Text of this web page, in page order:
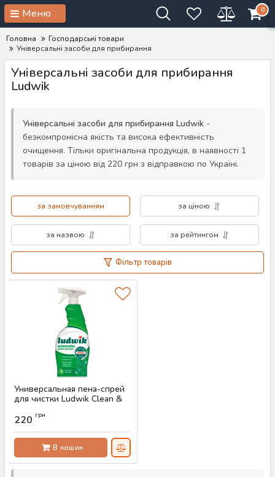
Меню 0
Головна
Господарські товари
Універсальні засоби для прибирання
Універсальні засоби для прибирання
Ludwik
Універсальні засоби для прибирання Ludwik -
безкомпромісна якість та висока ефективність
очищення. Тільки оригінальна продукція, в наявності 1
товарів за ціною від 220 грн з відправкою по Україні.
за замовчуванням за ціною
за назвою за рейтингом
Фільтр товарів
Универсальная пена-спрей
для чистки Ludwik Clean &
мл
Артикул:AS-00638
220 грн
В кошик